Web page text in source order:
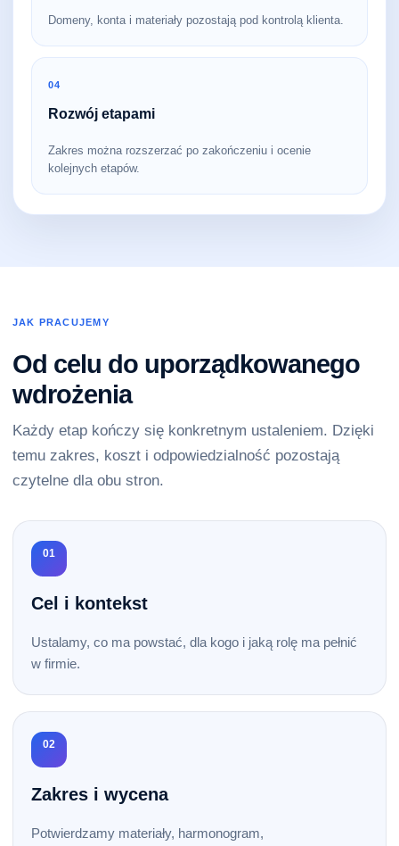
Domeny, konta i materiały pozostają pod kontrolą klienta.
04
Rozwój etapami
Zakres można rozszerzać po zakończeniu i ocenie
kolejnych etapów.
JAK PRACUJEMY
Od celu do uporządkowanego
wdrożenia
Każdy etap kończy się konkretnym ustaleniem. Dzięki
temu zakres, koszt i odpowiedzialność pozostają
czytelne dla obu stron.
01
Cel i kontekst
Ustalamy, co ma powstać, dla kogo i jaką rolę ma pełnić
w firmie.
02
Zakres i wycena
Potwierdzamy materiały, harmonogram,